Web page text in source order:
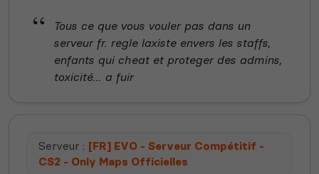
Tous ce que vous vouler pas dans un
serveur fr. regle laxiste envers les staffs,
enfants qui cheat et proteger des admins,
toxicité... a fuir
Serveur : [FR] EVO - Serveur Compétitif -
CS2 - Only Maps Officielles